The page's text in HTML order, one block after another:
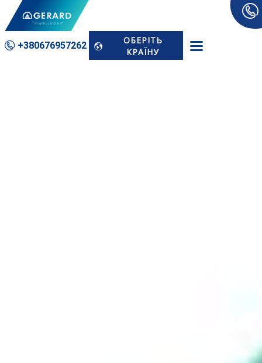
+380676­957262
ОБЕРІТЬ
КРАЇНУ